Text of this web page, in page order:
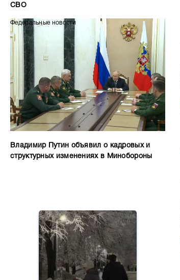
СВО
Федеральные новости
Владимир Путин объявил о кадровых и
структурных изменениях в Минобороны